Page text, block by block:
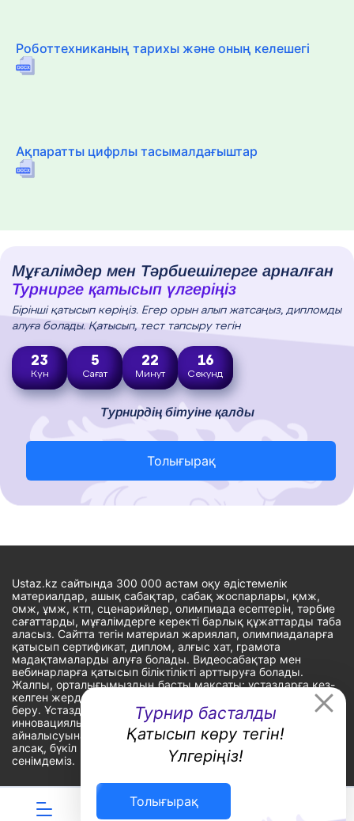
Турнир басталды
Қатысып көру тегін!
Үлгеріңіз!
Толығырақ
Роботтехниканың тарихы және оның келешегі
Ақпаратты цифрлы тасымалдағыштар
Мұғалімдер мен Тәрбиешілерге арналған
Турнирге қатысып үлгеріңіз
Бірінші қатысып көріңіз. Егер орын алып жатсаңыз, дипломды
алуға болады. Қатысып, тест тапсыру тегін
23
Күн
5
Сағат
22
Минут
15
Секунд
Турнирдің бітуіне қалды
Толығырақ
Ustaz.kz сайтында 300 000 астам оқу әдістемелік
материалдар, ашық сабақтар, сабақ жоспарлары, қмж,
омж, ұмж, ктп, сценарийлер, олимпиада есептерін, тәрбие
сағаттарды, мұғалімдерге керекті барлық құжаттарды таба
аласыз. Сайтта тегін материал жариялап, олимпиадаларға
қатысып сертификат, диплом, алғыс хат, грамота
мадақтамаларды алуға болады. Видеосабақтар мен
вебинарларға қатысып біліктілікті арттыруға болады.
Жалпы, орталығымыздың басты мақсаты: ұстаздарға кез-
келген жерде, кез-келген уақытта білім алуына мүмкіндік
беру. Ұстаздардың барлық өзекті мәселелеріне
инновациялық шешім тауып, шығармашылық жұмыспен
айналысуына уақыт сыйлау. «Ұстаздарға сапалы білім бере
алсақ, бүкіл Қазақ еліне білім бере аламыз» - деген
сенімдеміз.